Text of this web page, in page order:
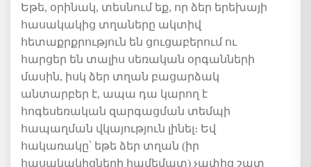
Եթե, օրինակ, տեսնում եք, որ ձեր երեխայի
հասակակից տղաները ակտիվ
հետաքրքրություն են ցուցաբերում ու
հարցեր են տալիս սեռական օրգանների
մասին, իսկ ձեր տղան բացարձակ
անտարբեր է, ապա դա կարող է
հոգեսեռական զարգացման տեմպի
հապաղման վկայություն լինել։ Եվ
հակառակը՝ եթե ձեր տղան (իր
հասակակիցների համեմատ) չափից շատ